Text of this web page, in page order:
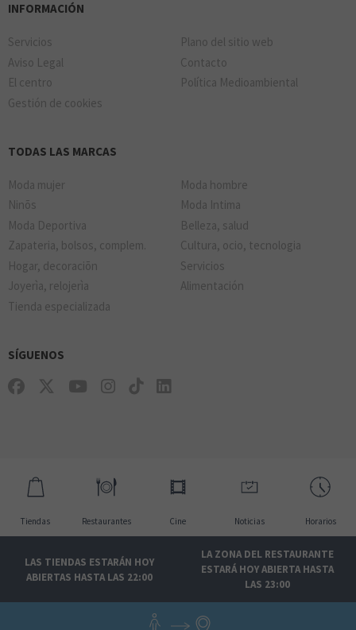
INFORMACIÓN
Servicios
Plano del sitio web
Aviso Legal
Contacto
El centro
Política Medioambiental
Gestión de cookies
TODAS LAS MARCAS
Moda mujer
Moda hombre
Ninõs
Moda Intima
Moda Deportiva
Belleza, salud
Zapateria, bolsos, complem.
Cultura, ocio, tecnologia
Hogar, decoraciõn
Servicios
Joyerìa, relojerìa
Alimentación
Tienda especializada
SÍGUENOS
Tiendas Restaurantes Cine Noticias Horarios
LAS TIENDAS ESTARÁN HOY
ABIERTAS HASTA LAS 22:00
LA ZONA DEL RESTAURANTE
ESTARÁ HOY ABIERTA HASTA
LAS 23:00